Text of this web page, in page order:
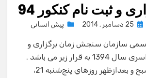
و ثبت نام کنکور 94
Posted
25 دسامبر , 2014 پیش انسانی
سازمان سنجش زمان برگزاری و
ثبت نام آزمون سراسری سال 1394 به قرار زیر می باشد .
زمان برگزاری در صبح و بعدازظهر روزهاي پنج‌شنبه 21،